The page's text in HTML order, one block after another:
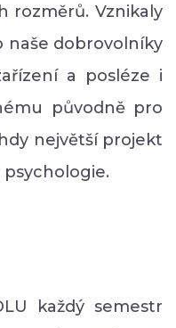
rozměrů. Vznikaly
naše dobrovolníky
a posléze i
původně pro
největší projekt
každý semestr